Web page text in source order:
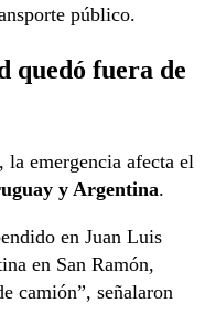
público.
quedó fuera de
emergencia afecta el
y Argentina.
en Juan Luis
en San Ramón,
camión”, señalaron